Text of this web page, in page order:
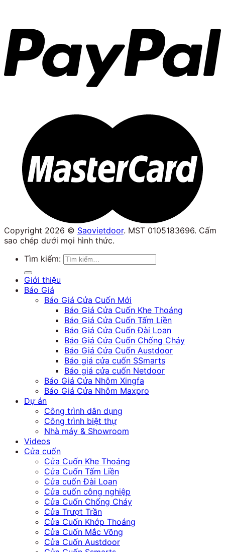
Copyright 2026 © Saovietdoor. MST 0105183696. Cấm
sao chép dưới mọi hình thức.
Tìm kiếm:
Giới thiệu
Báo Giá
Báo Giá Cửa Cuốn Mới
Báo Giá Cửa Cuốn Khe Thoáng
Báo Giá Cửa Cuốn Tấm Liền
Báo Giá Cửa Cuốn Đài Loan
Báo Giá Cửa Cuốn Chống Cháy
Báo Giá Cửa Cuốn Austdoor
Báo giá cửa cuốn SSmarts
Báo giá cửa cuốn Netdoor
Báo Giá Cửa Nhôm Xingfa
Báo Giá Cửa Nhôm Maxpro
Dự án
Công trình dân dụng
Công trình biệt thự
Nhà máy & Showroom
Videos
Cửa cuốn
Cửa Cuốn Khe Thoáng
Cửa Cuốn Tấm Liền
Cửa cuốn Đài Loan
Cửa cuốn công nghiệp
Cửa Cuốn Chống Cháy
Cửa Trượt Trần
Cửa Cuốn Khớp Thoáng
Cửa Cuốn Mắc Võng
Cửa Cuốn Austdoor